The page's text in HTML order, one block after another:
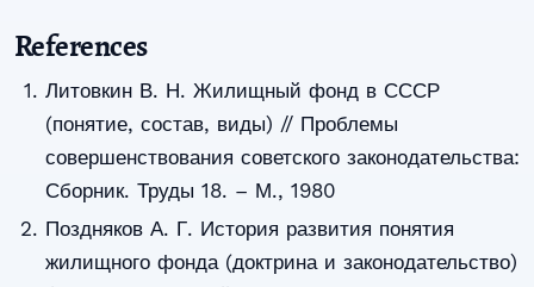
References
Литовкин В. Н. Жилищный фонд в СССР
(понятие, состав, виды) // Проблемы
совершенствования советского законодательства:
Сборник. Труды 18. – М., 1980
Поздняков А. Г. История развития понятия
жилищного фонда (доктрина и законодательство)